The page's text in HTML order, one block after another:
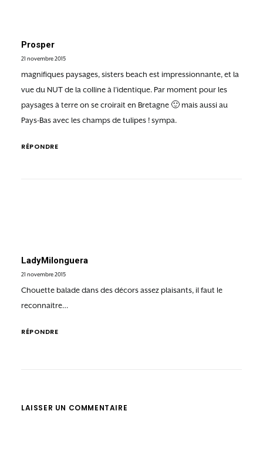
Prosper
21 novembre 2015
magnifiques paysages, sisters beach est impressionnante, et la
vue du NUT de la colline à l’identique. Par moment pour les
paysages à terre on se croirait en Bretagne 🙂 mais aussi au
Pays-Bas avec les champs de tulipes ! sympa.
RÉPONDRE
LadyMilonguera
21 novembre 2015
Chouette balade dans des décors assez plaisants, il faut le
reconnaitre…
RÉPONDRE
LAISSER UN COMMENTAIRE